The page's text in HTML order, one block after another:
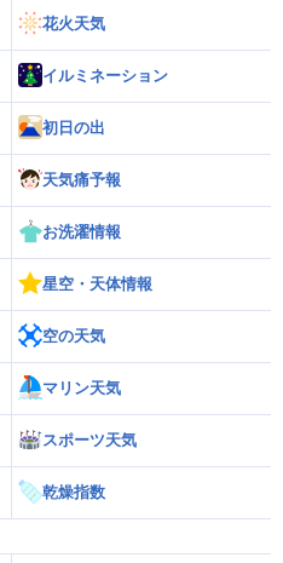
花火天気
イルミネーション
初日の出
天気痛予報
お洗濯情報
星空・天体情報
空の天気
マリン天気
スポーツ天気
乾燥指数